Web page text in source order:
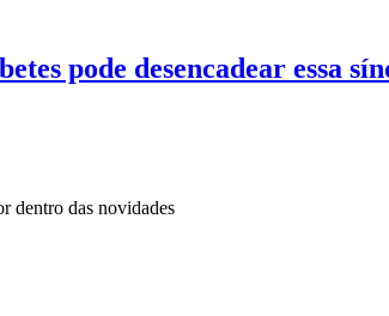
pode desencadear essa
dentro das novidades